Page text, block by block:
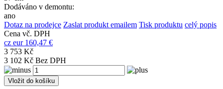
Dodáváno v demontu:
ano
Dotaz na prodejce Zaslat produkt emailem Tisk produktu celý popis
Cena vč. DPH
cz eur 160,47 €
3 753 Kč
3 102 Kč Bez DPH
Vložit do košíku